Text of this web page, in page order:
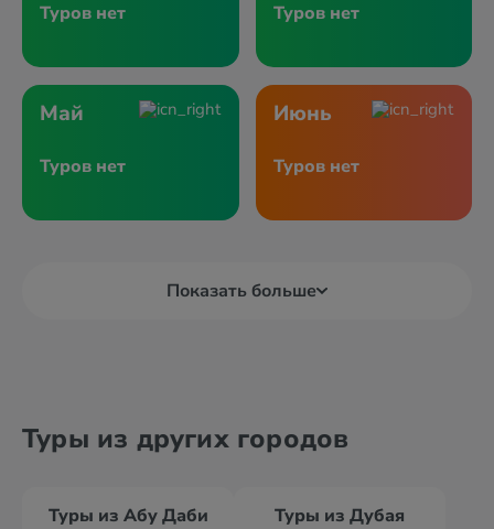
Туров нет Туров нет
Май
Туров нет
Июнь
Туров нет
Показать больше
Туры из других городов
Туры из Абу Даби Туры из Дубая